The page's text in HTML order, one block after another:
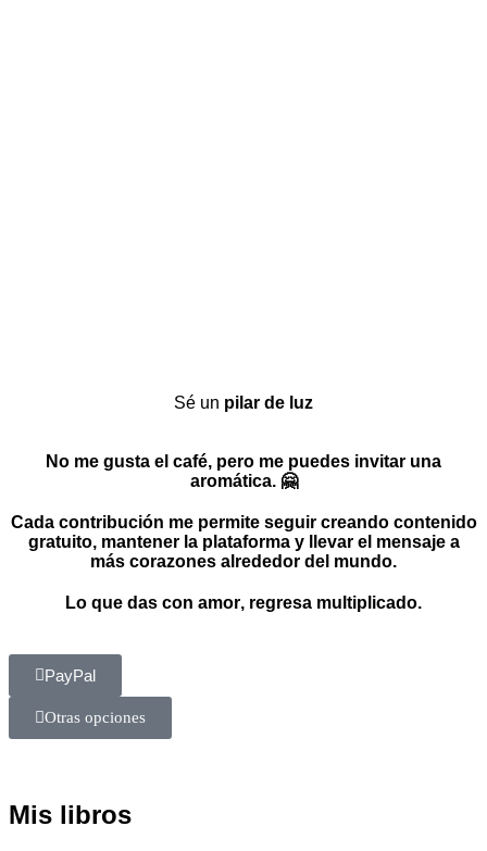
Sé un pilar de luz
No me gusta el café, pero me puedes invitar una
aromática. 🤗
Cada contribución me permite seguir creando contenido
gratuito, mantener la plataforma y llevar el mensaje a
más corazones alrededor del mundo.
Lo que das con amor, regresa multiplicado.
PayPal
Otras opciones
Mis libros